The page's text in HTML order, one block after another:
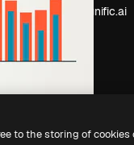
Cerchi magnific.ai
to the storing of